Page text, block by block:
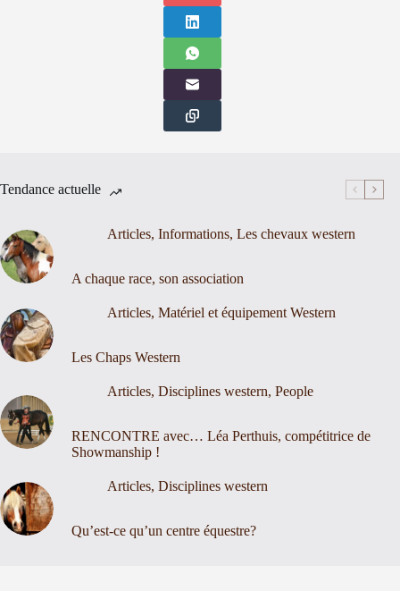
Tendance actuelle
Articles, Informations, Les chevaux western
A chaque race, son association
Articles, Matériel et équipement Western
Les Chaps Western
Articles, Disciplines western, People
RENCONTRE avec… Léa Perthuis, compétitrice de
Showmanship !
Articles, Disciplines western
Qu’est-ce qu’un centre équestre?